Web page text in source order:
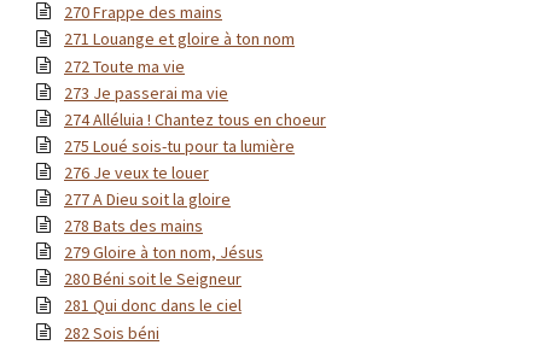
270 Frappe des mains
271 Louange et gloire à ton nom
272 Toute ma vie
273 Je passerai ma vie
274 Alléluia ! Chantez tous en choeur
275 Loué sois-tu pour ta lumière
276 Je veux te louer
277 A Dieu soit la gloire
278 Bats des mains
279 Gloire à ton nom, Jésus
280 Béni soit le Seigneur
281 Qui donc dans le ciel
282 Sois béni